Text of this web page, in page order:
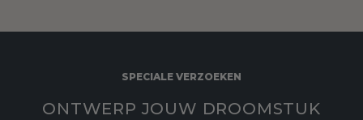
SPECIALE VERZOEKEN
ONTWERP JOUW DROOMSTUK